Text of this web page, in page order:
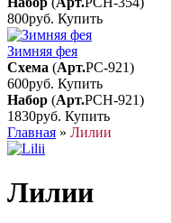
800руб. Купить
Зимняя фея
Схема (Арт.РС-921)
600руб. Купить
Набор (Арт.РСН-921)
1830руб. Купить
Главная » Лилии
Лилии